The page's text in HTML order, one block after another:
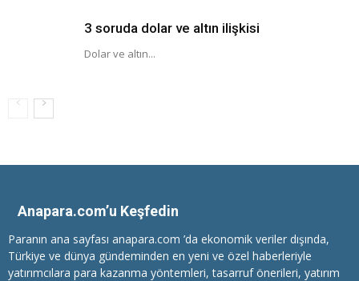
3 soruda dolar ve altın ilişkisi
Dolar ve altın...
Anapara.com’u Keşfedin
Paranın ana sayfası anapara.com ’da ekonomik veriler dışında,
Türkiye ve dünya gündeminden en yeni ve özel haberleriyle
yatırımcılara para kazanma yöntemleri, tasarruf önerileri, yatırım